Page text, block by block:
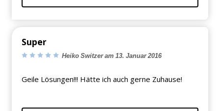
Super
Heiko Switzer am 13. Januar 2016
Geile Lösungen!!! Hätte ich auch gerne Zuhause!